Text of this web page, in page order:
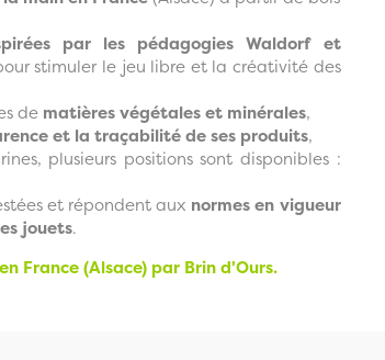
par les pédagogies Waldorf et
stimuler le jeu libre et la créativité des
de matières végétales et minérales,
et la traçabilité de ses produits,
plusieurs positions sont disponibles :
et répondent aux normes en vigueur
jouets.
France (Alsace) par Brin d'Ours.